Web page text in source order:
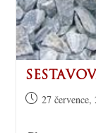
27 července,